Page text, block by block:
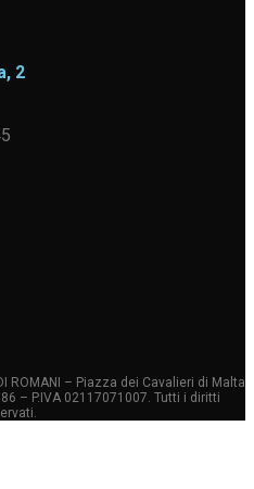
2
ROMANI – Piazza dei Cavalieri di Malta
– P.IVA 02117071007. Tutti i diritti